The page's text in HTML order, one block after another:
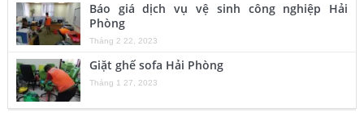
Báo giá dịch vụ vệ sinh công nghiệp Hải
Phòng
Tháng 2 22, 2023
Giặt ghế sofa Hải Phòng
Tháng 1 27, 2023